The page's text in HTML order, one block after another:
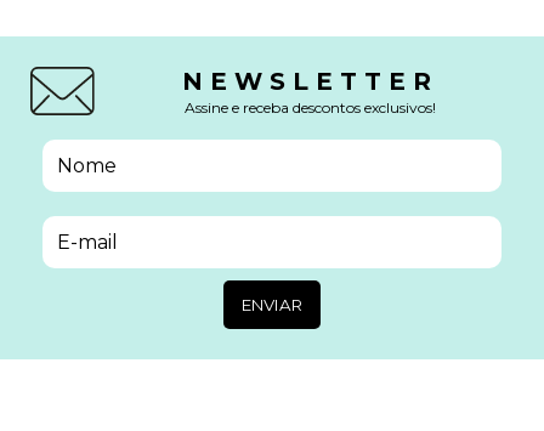
NEWSLETTER
Assine e receba descontos exclusivos!